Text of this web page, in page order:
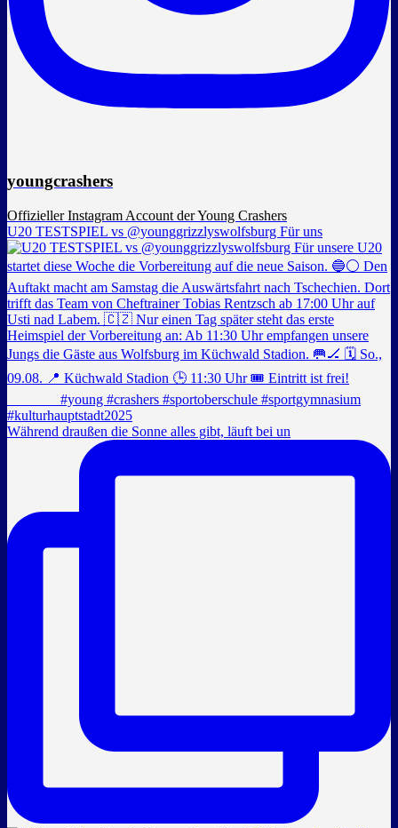
youngcrashers
Offizieller Instagram Account der Young Crashers
U20 TESTSPIEL vs @younggrizzlyswolfsburg Für uns
Während draußen die Sonne alles gibt, läuft bei un